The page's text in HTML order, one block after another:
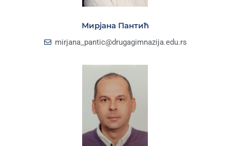
Мирјана Пантић
mirjana_pantic@drugagimnazija.edu.rs